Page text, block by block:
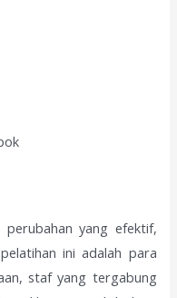
yang efektif,
ini adalah para
staf yang tergabung